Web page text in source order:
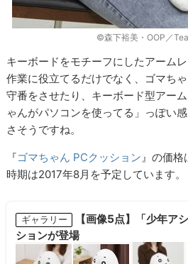
©森下裕美・OOP／
キーボードをモチーフにしたアーム
作業に役立てるだけでなく、ゴマち
守番をさせたり、キーボード型アー
ゃんがパソコンを使ってる」っぽい
さそうですね。
『ゴマちゃん PCクッション』の価格
時期は2017年8月を予定しています。
ギャラリー
【画像5点】「少年ア
ションが登場